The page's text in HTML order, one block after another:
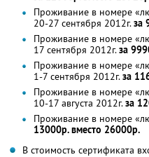
Проживание в номере
20-27 сентября 2012г.за
Проживание в номере
17 сентября 2012г.за
Проживание в номере
1-7 сентября 2012г.за
Проживание в номере
10-17 августа 2012г.за
Проживание в номере
13000р. вместо 26000р.
В стоимость сертификата